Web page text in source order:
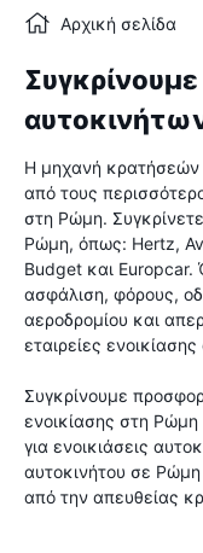
Αρχική σελίδα
Συγκρίνουμε
Η μηχανή κρατήσεών
από τους
στη Ρώμη.
Ρώμη, όπως: Hertz,
Budget και Europcar.
ασφάλιση, φόρους,
αεροδρομίου και
εταιρείες
Συγκρίνουμε
ενοικίασης στη Ρώμη
για ενοικιάσεις
αυτοκινήτου σε
από την απευθείας